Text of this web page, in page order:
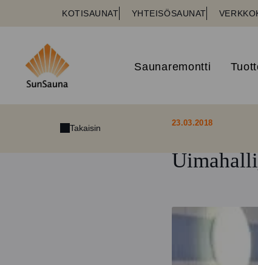
KOTISAUNAT YHTEISÖSAUNAT
Saunaremontti
Takaisin 23.03.2018